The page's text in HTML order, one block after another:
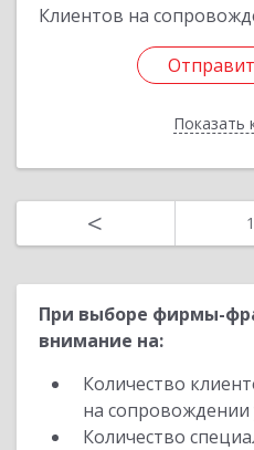
Клиентов на
Показать
< 1
При выборе фирмы-
внимание на:
Количество
на
Количество